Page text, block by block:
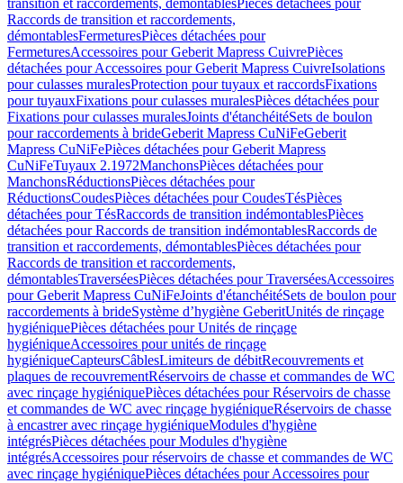
transition et raccordements, démontablesPièces détachées pour
Raccords de transition et raccordements,
démontablesFermeturesPièces détachées pour
FermeturesAccessoires pour Geberit Mapress CuivrePièces
détachées pour Accessoires pour Geberit Mapress CuivreIsolations
pour culasses muralesProtection pour tuyaux et raccordsFixations
pour tuyauxFixations pour culasses muralesPièces détachées pour
Fixations pour culasses muralesJoints d'étanchéitéSets de boulon
pour raccordements à brideGeberit Mapress CuNiFeGeberit
Mapress CuNiFePièces détachées pour Geberit Mapress
CuNiFeTuyaux 2.1972ManchonsPièces détachées pour
ManchonsRéductionsPièces détachées pour
RéductionsCoudesPièces détachées pour CoudesTésPièces
détachées pour TésRaccords de transition indémontablesPièces
détachées pour Raccords de transition indémontablesRaccords de
transition et raccordements, démontablesPièces détachées pour
Raccords de transition et raccordements,
démontablesTraverséesPièces détachées pour TraverséesAccessoires
pour Geberit Mapress CuNiFeJoints d'étanchéitéSets de boulon pour
raccordements à brideSystème d’hygiène GeberitUnités de rinçage
hygiéniquePièces détachées pour Unités de rinçage
hygiéniqueAccessoires pour unités de rinçage
hygiéniqueCapteursCâblesLimiteurs de débitRecouvrements et
plaques de recouvrementRéservoirs de chasse et commandes de WC
avec rinçage hygiéniquePièces détachées pour Réservoirs de chasse
et commandes de WC avec rinçage hygiéniqueRéservoirs de chasse
à encastrer avec rinçage hygiéniqueModules d'hygiène
intégrésPièces détachées pour Modules d'hygiène
intégrésAccessoires pour réservoirs de chasse et commandes de WC
avec rinçage hygiéniquePièces détachées pour Accessoires pour